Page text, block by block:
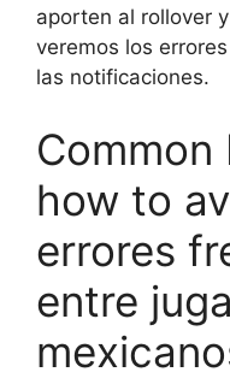
aporten al rollover
veremos los
las notificaciones.
Common
how to
errores
entre